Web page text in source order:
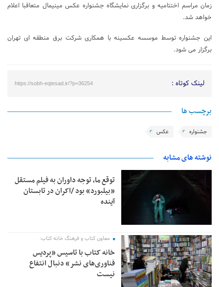
زمان مراسم اختتامیه و برگزاری نمایشگاه جشنواره عکس مینیمال متعاقبا اعلام
خواهد شد.
این جشنواره توسط موسسه عکسینه با همکاری شرکت برق منطقه ای تهران
برگزار می شود.
لینک کوتاه : https://sobh-eqtesad.ir/?p=36254
برچسب ها
جشنواره عکس
نوشته های مشابه
توقع ما، توجه داوران به فیلم مستقل
«بیلبورد» بود /اکران در تابستان
آینده
معاون کتاب و فرهنگ خانه کتاب:
خانه کتاب با تاسیس «پردیس
فناوری‌های نشر» دنبال انتفاع
نیست